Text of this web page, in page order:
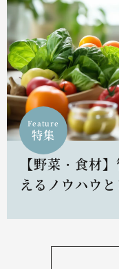
Feature
特集
【野菜・食材
えるノウハウ